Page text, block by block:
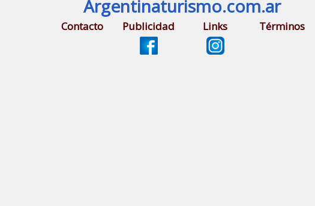
Argentinaturismo.com.ar
Contacto Publicidad Links Términos